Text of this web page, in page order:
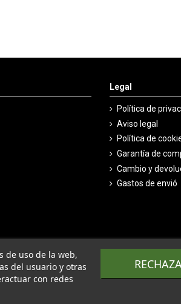
Legal
Política de
Aviso legal
Política de
Garantía de
Cambio y
Gastos de envió
de uso de la web,
del usuario y otras
con redes